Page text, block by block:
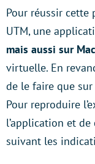
Pour réussir cette
UTM, une
mais aussi sur Mac
virtuelle. En
de le faire que sur
Pour reproduire
l’application et
suivant les